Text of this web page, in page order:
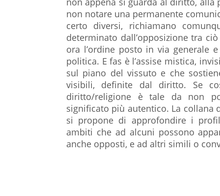
non notare una permanente
certo diversi, richiamano
determinato dall’opposizione tra
ora l’ordine posto in via generale
politica. E fas è l’assise mistica,
sul piano del vissuto e che
visibili, definite dal diritto. Se
diritto/religione è tale da non
significato più autentico. La collana
si propone di approfondire i
ambiti che ad alcuni possono
anche opposti, e ad altri simili o